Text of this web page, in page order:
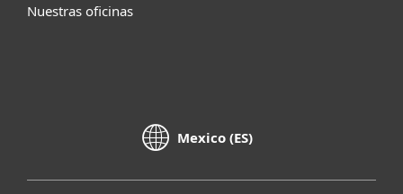
Nuestras oficinas
Mexico (ES)